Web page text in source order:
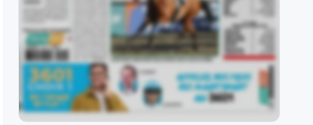
JUILLET 25, 2026 15
Britania : Deuxième d’un maiden à La Teste puis
lauréate d’une classe
JUILLET 22, 2026 19